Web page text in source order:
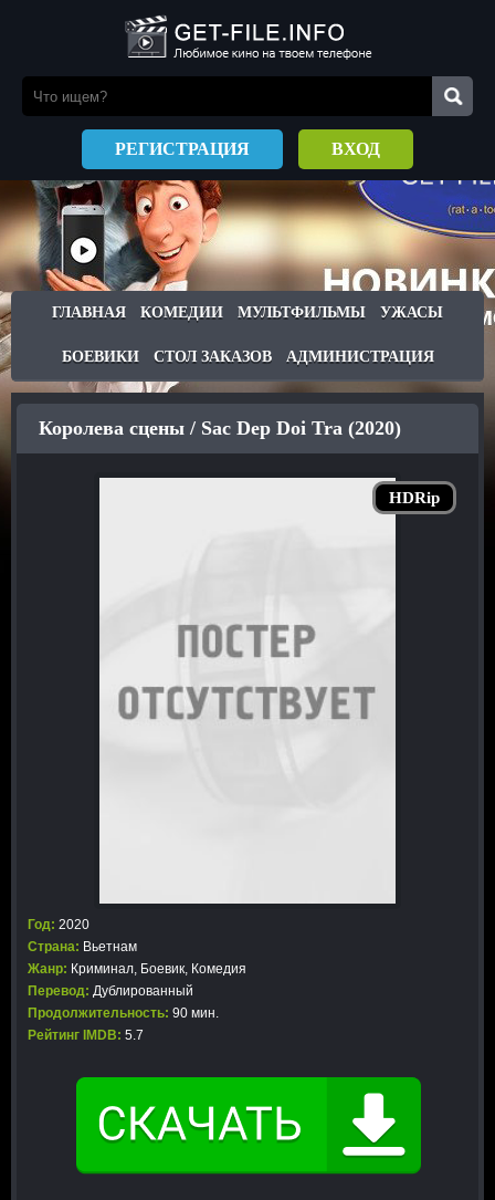
РЕГИСТРАЦИЯ ВХОД
ГЛАВНАЯ КОМЕДИИ МУЛЬТФИЛЬМЫ УЖАСЫ
БОЕВИКИ СТОЛ ЗАКАЗОВ АДМИНИСТРАЦИЯ
HDRip
Королева сцены / Sac Dep Doi Tra (2020)
Год: 2020
Страна: Вьетнам
Жанр: Криминал, Боевик, Комедия
Перевод: Дублированный
Продолжительность: 90 мин.
Рейтинг IMDB: 5.7